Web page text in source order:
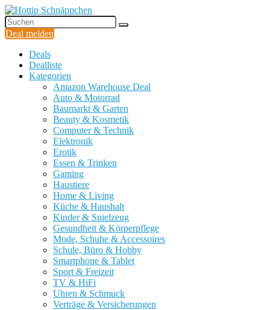
Deal melden
Deals
Dealliste
Kategorien
Amazon Warehouse Deal
Auto & Motorrad
Baumarkt & Garten
Beauty & Kosmetik
Computer & Technik
Elektronik
Erotik
Essen & Trinken
Gaming
Haustiere
Home & Living
Küche & Haushalt
Kinder & Spielzeug
Gesundheit & Körperpflege
Mode, Schuhe & Accessoires
Schule, Büro & Hobby
Smartphone & Tablet
Sport & Freizeit
TV & HiFi
Uhren & Schmuck
Verträge & Versicherungen